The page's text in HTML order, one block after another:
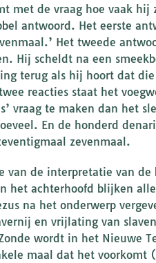
met de vraag hoe vaak
antwoord. Het eerste
Het tweede
Hij scheldt na een
terug als hij hoort dat die
reacties staat het
vraag te maken dan het
En de honderd
zevenmaal.
van de interpretatie van de
het achterhoofd blijken
na het onderwerp
en vrijlating van
wordt in het Nieuwe
maal dat het voorkomt